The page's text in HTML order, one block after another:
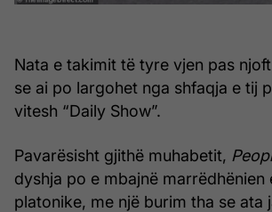
Nata e takimit të tyre vjen pas
se ai po largohet nga shfaqja e tij
vitesh “Daily Show”.
Pavarësisht gjithë muhabetit,
dyshja po e mbajnë marrëdhënien
platonike, me një burim tha se ata